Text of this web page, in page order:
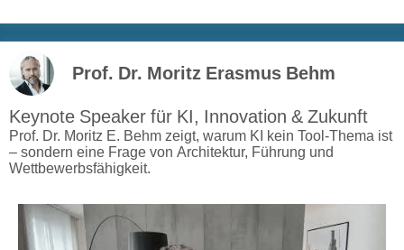
Prof. Dr. Moritz Erasmus Behm
Keynote Speaker für KI, Innovation & Zukunft
Prof. Dr. Moritz E. Behm zeigt, warum KI kein Tool-Thema ist
– sondern eine Frage von Architektur, Führung und
Wettbewerbsfähigkeit.